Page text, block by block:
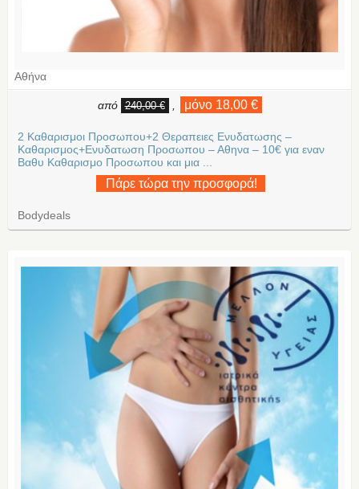
Αθήνα
από 240,00 € μόνο 18,00 €
2 Καθαρισμοι Προσωπου+2 Θεραπειες Ενυδατωσης –
Καθαρισμος+Ενυδατωση Προσωπου – Αθηνα – 10€ για εναν
Βαθυ Καθαρισμο Προσωπου και μια ...
Πάρε τώρα την προσφορά!
Bodydeals